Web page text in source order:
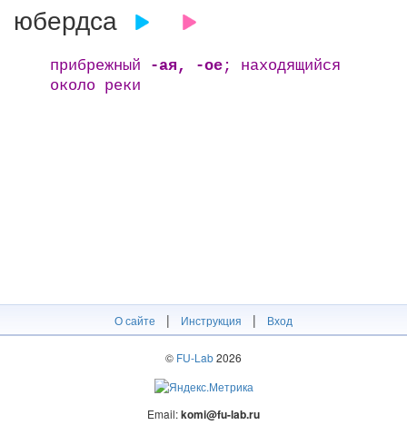
юбердса
прибрежный -ая, -ое; находящийся
около реки
О сайте | Инструкция | Вход
© FU-Lab2026
Email:komi@fu-lab.ru